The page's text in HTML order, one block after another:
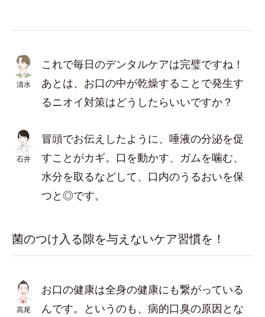
清水
これで毎日のデンタルケアは完璧ですね！
あとは、お口の中が乾燥することで発生す
るニオイ対策はどうしたらいいですか？
石井
冒頭でお伝えしたように、唾液の分泌を促
すことがカギ。口を動かす、ガムを噛む、
水分を取るなどして、口内のうるおいを保
つと◎です。
菌のつけ入る隙を与えないケア習慣を！
高尾
お口の健康は全身の健康にも繋がっている
んです。というのも、病的口臭の原因とな